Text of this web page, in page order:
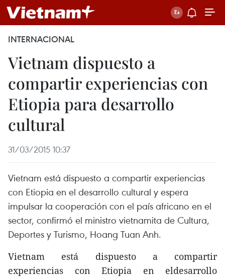
INTERNACIONAL
Vietnam dispuesto a
compartir experiencias con
Etiopia para desarrollo
cultural
31/03/2015 10:37
Vietnam está dispuesto a compartir experiencias
con Etiopia en el desarrollo cultural y espera
impulsar la cooperación con el país africano en el
sector, confirmó el ministro vietnamita de Cultura,
Deportes y Turismo, Hoang Tuan Anh.
Vietnam está dispuesto a compartir
experiencias con Etiopia en eldesarrollo